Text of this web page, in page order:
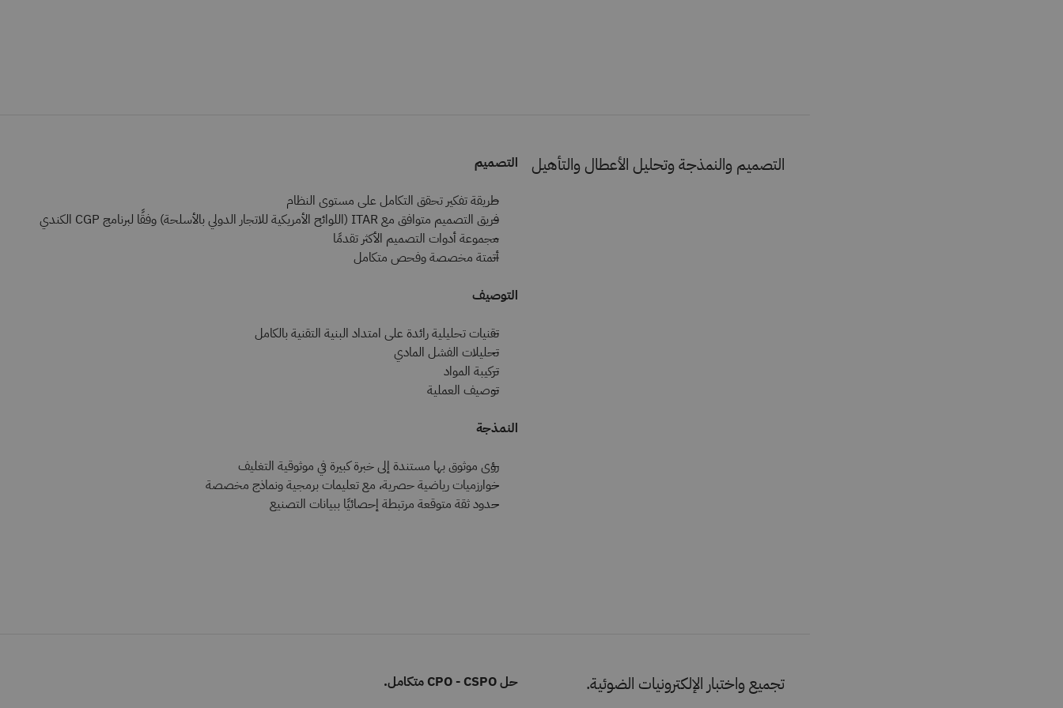
التصميم والنمذجة وتحليل الأعطال والتأهيل
التصميم
طريقة تفكير تحقق التكامل على مستوى النظام
فريق التصميم متوافق مع ITAR (اللوائح الأمريكية للاتجار الدولي بالأسلحة) وفقًا لبرنامج CGP الكندي
مجموعة أدوات التصميم الأكثر تقدمًا
أتمتة مخصصة وفحص متكامل
التوصيف
تقنيات تحليلية رائدة على امتداد البنية التقنية بالكامل
تحليلات الفشل المادي
تركيبة المواد
توصيف العملية
النمذجة
رؤى موثوق بها مستندة إلى خبرة كبيرة في موثوقية التغليف
خوارزميات رياضية حصرية، مع تعليمات برمجية ونماذج مخصصة
حدود ثقة متوقعة مرتبطة إحصائيًا ببيانات التصنيع
تجميع واختبار الإلكترونيات الضوئية. حل CPO - CSPO متكامل.